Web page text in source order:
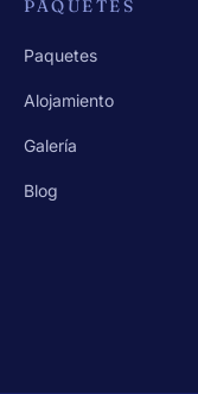
PAQUETES
Paquetes
Alojamiento
Galería
Blog